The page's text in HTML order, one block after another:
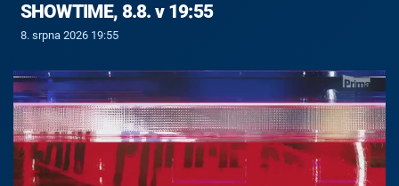
SHOWTIME, 8.8. v 19:55
8. srpna 2026 19:55